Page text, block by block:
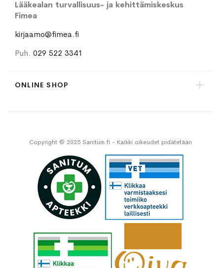
Lääkealan turvallisuus- ja kehittämiskeskus
Fimea
kirjaamo@fimea.fi
Puh. 029 522 3341
ONLINE SHOP
Copyright © 2025 Sanitum.fi - Kaikki oikeudet pidätetään